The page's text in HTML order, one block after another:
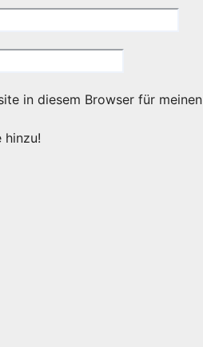
in diesem Browser für
hinzu!